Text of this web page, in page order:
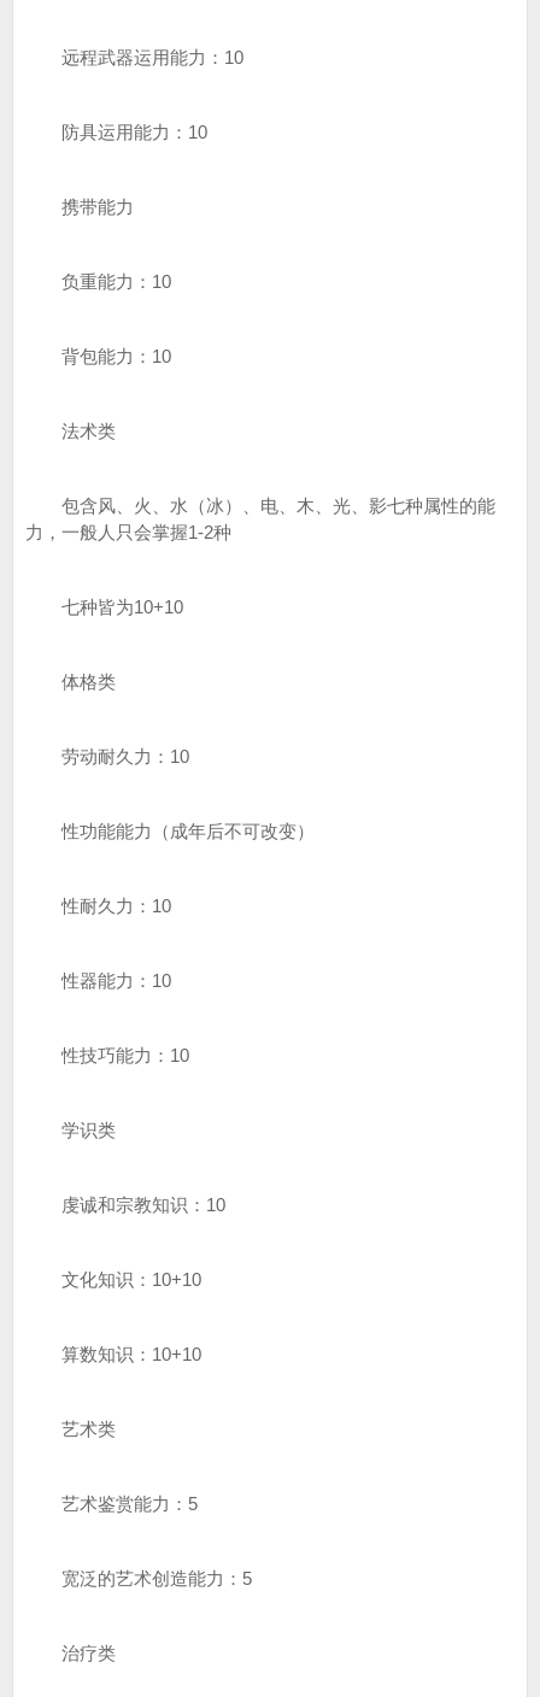
远程武器运用能力：10
防具运用能力：10
携带能力
负重能力：10
背包能力：10
法术类
包含风、火、水（冰）、电、木、光、影七种属性的能
力，一般人只会掌握1-2种
七种皆为10+10
体格类
劳动耐久力：10
性功能能力（成年后不可改变）
性耐久力：10
性器能力：10
性技巧能力：10
学识类
虔诚和宗教知识：10
文化知识：10+10
算数知识：10+10
艺术类
艺术鉴赏能力：5
宽泛的艺术创造能力：5
治疗类